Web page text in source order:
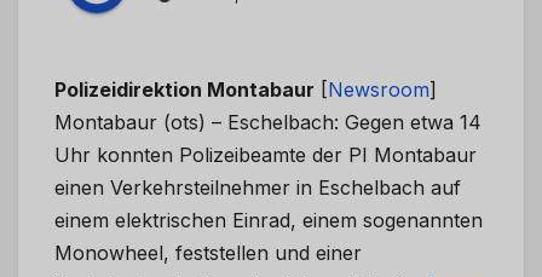
Polizeidirektion Montabaur [Newsroom]
Montabaur (ots) – Eschelbach: Gegen etwa 14
Uhr konnten Polizeibeamte der PI Montabaur
einen Verkehrsteilnehmer in Eschelbach auf
einem elektrischen Einrad, einem sogenannten
Monowheel, feststellen und einer